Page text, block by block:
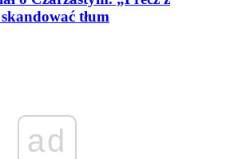
tłum
ad